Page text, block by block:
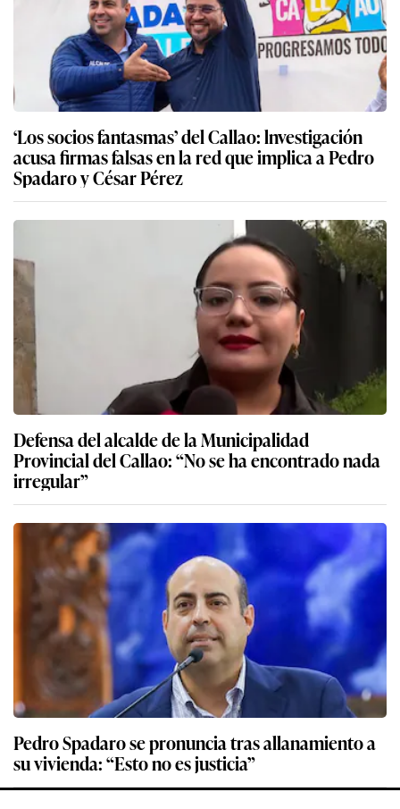
‘Los socios fantasmas’ del Callao: lnvestigación
acusa firmas falsas en la red que implica a Pedro
Spadaro y César Pérez
Defensa del alcalde de la Municipalidad
Provincial del Callao: “No se ha encontrado nada
irregular”
Pedro Spadaro se pronuncia tras allanamiento a
su vivienda: “Esto no es justicia”